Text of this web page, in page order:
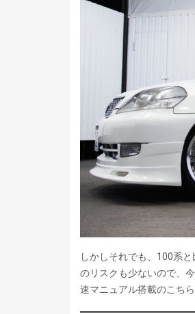
しかしそれでも、100系
のリスクも少ないので、
速マニュアル搭載のこち